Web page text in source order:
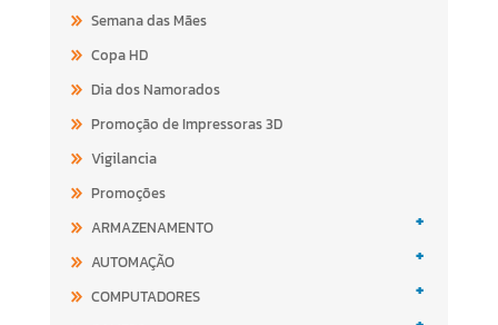
Semana das Mães
Copa HD
Dia dos Namorados
Promoção de Impressoras 3D
Vigilancia
Promoções
ARMAZENAMENTO
+
AUTOMAÇÃO +
COMPUTADORES +